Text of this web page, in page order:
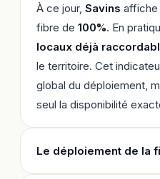
À ce jour, Savins affiche
fibre de 100%. En
locaux déjà
le territoire. Cet
global du déploiement,
seul la disponibilité
Le déploiement de la